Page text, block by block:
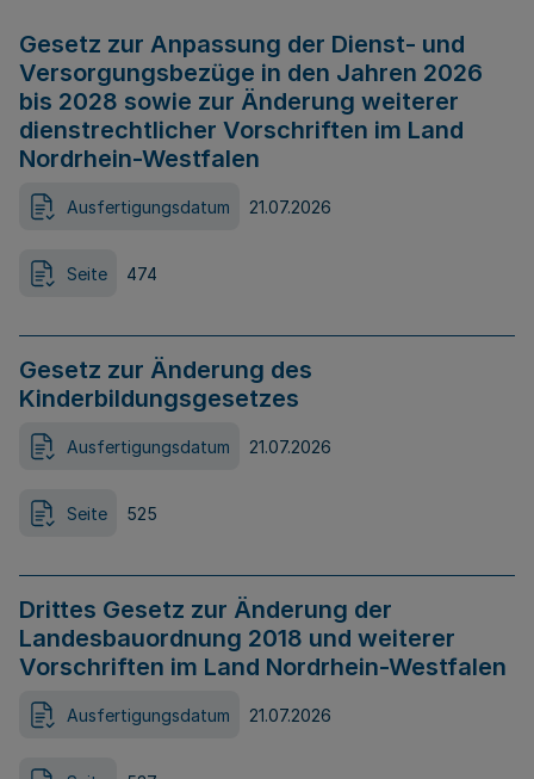
Gesetz zur Anpassung der Dienst- und
Versorgungsbezüge in den Jahren 2026
bis 2028 sowie zur Änderung weiterer
dienstrechtlicher Vorschriften im Land
Nordrhein-Westfalen
Ausfertigungsdatum 21.07.2026
Seite 474
Gesetz zur Änderung des
Kinderbildungsgesetzes
Ausfertigungsdatum 21.07.2026
Seite 525
Drittes Gesetz zur Änderung der
Landesbauordnung 2018 und weiterer
Vorschriften im Land Nordrhein-Westfalen
Ausfertigungsdatum 21.07.2026